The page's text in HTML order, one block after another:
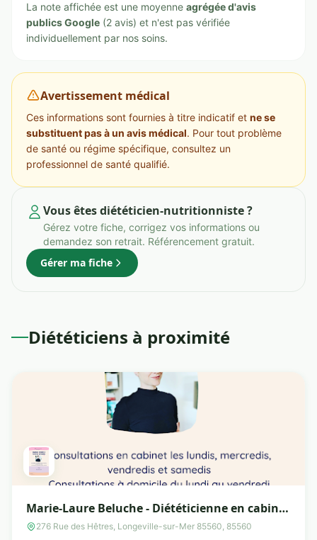
La note affichée est une moyenne agrégée d'avis
publics Google (2 avis) et n'est pas vérifiée
individuellement par nos soins.
Avertissement médical
Ces informations sont fournies à titre indicatif et ne se
substituent pas à un avis médical. Pour tout problème
de santé ou régime spécifique, consultez un
professionnel de santé qualifié.
Vous êtes diététicien-nutritionniste ?
Gérez votre fiche, corrigez vos informations ou
demandez son retrait. Référencement gratuit.
Gérer ma fiche
Diététiciens à proximité
Marie-Laure Beluche - Diététicienne en cabinet
et à domicile
276 Rue des Hêtres, Longeville-sur-Mer 85560, 85560